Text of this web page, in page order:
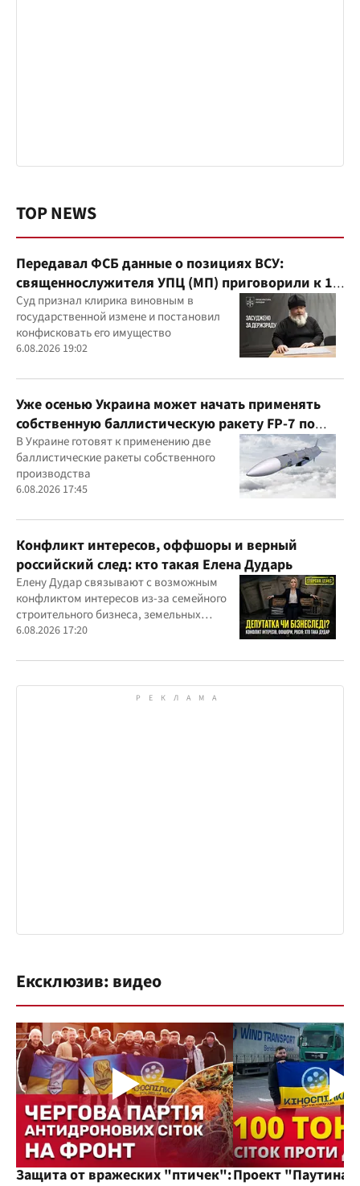
TOP NEWS
Передавал ФСБ данные о позициях ВСУ:
священнослужителя УПЦ (МП) приговорили к 15
годам
Суд признал клирика виновным в
государственной измене и постановил
конфисковать его имущество
6.08.2026 19:02
Уже осенью Украина может начать применять
собственную баллистическую ракету FP-7 по
вражеским целям
В Украине готовят к применению две
баллистические ракеты собственного
производства
6.08.2026 17:45
Конфликт интересов, оффшоры и верный
российский след: кто такая Елена Дударь
Елену Дудар связывают с возможным
конфликтом интересов из-за семейного
строительного бизнеса, земельных
скандалов, судебных дел
6.08.2026 17:20
Ексклюзив: видео
Защита от вражеских "птичек":Проект "Паутина"